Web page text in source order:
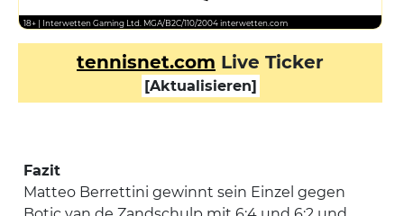
18+ | Interwetten Gaming Ltd. MGA/B2C/110/2004 interwetten.com
tennisnet.com Live Ticker
[Aktualisieren]
Fazit
Matteo Berrettini gewinnt sein Einzel gegen